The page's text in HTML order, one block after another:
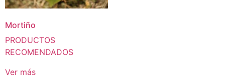
Mortiño
PRODUCTOS
RECOMENDADOS
Ver más